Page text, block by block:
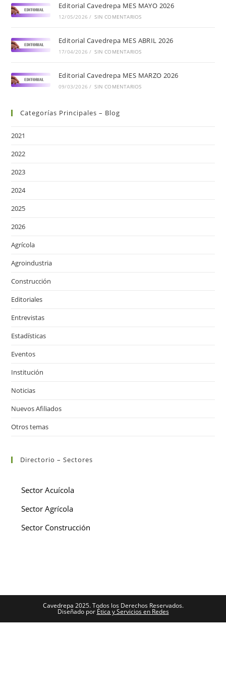
Editorial Cavedrepa MES MAYO 2026
12/05/2026 / SIN COMENTARIOS
Editorial Cavedrepa MES ABRIL 2026
17/04/2026 / SIN COMENTARIOS
Editorial Cavedrepa MES MARZO 2026
09/03/2026 / SIN COMENTARIOS
Categorías Principales – Blog
2021
2022
2023
2024
2025
2026
Agrícola
Agroindustria
Construcción
Editoriales
Entrevistas
Estadísticas
Eventos
Institución
Noticias
Nuevos Afiliados
Otros temas
Directorio – Sectores
Sector Acuícola
Sector Agrícola
Sector Construcción
Cavedrepa 2025. Todos los Derechos Reservados.
Diseñado por Ética y Servicios en Redes